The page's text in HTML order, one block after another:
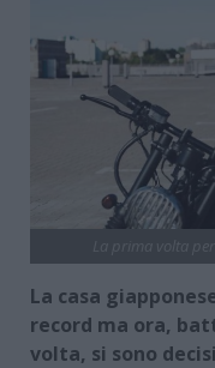
La casa
record ma ora,
volta, si sono